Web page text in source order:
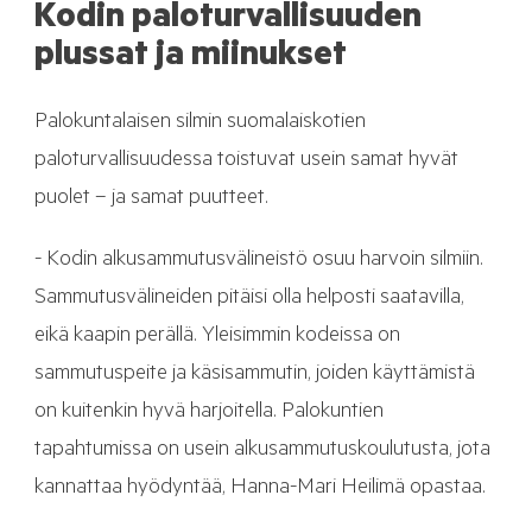
Kodin paloturvallisuuden
plussat ja miinukset
Palokuntalaisen silmin suomalaiskotien
paloturvallisuudessa toistuvat usein samat hyvät
puolet – ja samat puutteet.
- Kodin alkusammutusvälineistö osuu harvoin silmiin.
Sammutusvälineiden pitäisi olla helposti saatavilla,
eikä kaapin perällä. Yleisimmin kodeissa on
sammutuspeite ja käsisammutin, joiden käyttämistä
on kuitenkin hyvä harjoitella. Palokuntien
tapahtumissa on usein alkusammutuskoulutusta, jota
kannattaa hyödyntää, Hanna-Mari Heilimä opastaa.